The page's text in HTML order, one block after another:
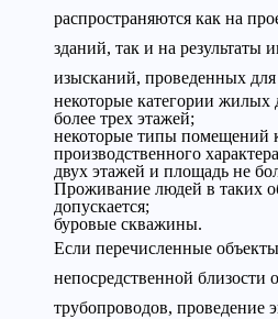
распространяются как на
зданий, так и на результаты
изысканий, проведенных
некоторые категории
более трех этажей;
некоторые типы помещений
производственного
двух этажей и площадь не
Проживание людей в таких
допускается;
буровые скважины.
Если перечисленные объекты
непосредственной близости
трубопроводов, проведение